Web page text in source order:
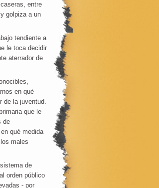
entre
golpiza a un
tendiente a
le toca decidir
aterrador de
en qué
de la juventud.
que le
de
qué medida
males
de
orden público
- por